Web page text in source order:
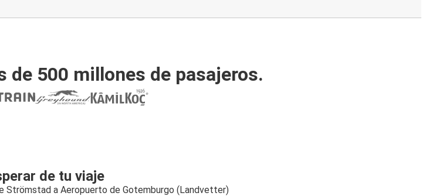
de 500 millones de pasajeros.
de tu viaje
Strömstad a Aeropuerto de Gotemburgo (Landvetter)